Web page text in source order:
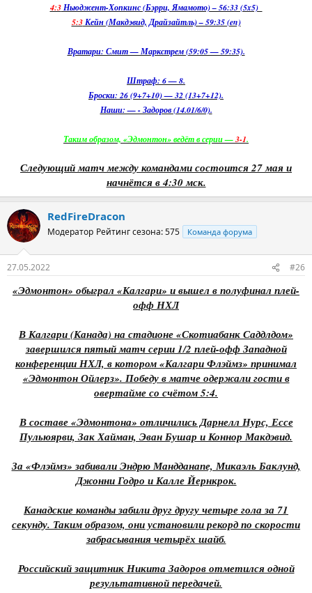
4:3Ньюджент-Хопкинс (Бэрри, Ямамото) – 56:33 (5x5)
5:3Кейн (Макдэвид, Драйзайтль) – 59:35 (en)
Вратари: Смит — Маркстрем (59:05 — 59:35).
Штраф: 6 — 8.
Броски: 26 (9+7+10) — 32 (13+7+12).
Наши: — - Задоров (14.01/6/0).
Таким образом, «Эдмонтон» ведёт в серии —3-1.
Следующий матч между командами состоится 27 мая и
начнётся в 4:30 мск.
RedFireDracon
Модератор Рейтинг сезона: 575 Команда форума
27.05.2022 #26
«Эдмонтон» обыграл «Калгари» и вышел в полуфинал плей-
офф НХЛ
В Калгари (Канада) на стадионе «Скотиабанк Саддлдом»
завершился пятый матч серии 1/2 плей-офф Западной
конференции НХЛ, в котором «Калгари Флэймз» принимал
«Эдмонтон Ойлерз». Победу в матче одержали гости в
овертайме со счётом 5:4.
В составе «Эдмонтона» отличились Дарнелл Нурс, Ессе
Пульюярви, Зак Хайман, Эван Бушар и Коннор Макдэвид.
За «Флэймз» забивали Эндрю Мандданапе, Микаэль Баклунд,
Джонни Годро и Калле Йернкрок.
Канадские команды забили друг другу четыре гола за 71
секунду. Таким образом, они установили рекорд по скорости
забрасывания четырёх шайб.
Российский защитник Никита Задоров отметился одной
результативной передачей.